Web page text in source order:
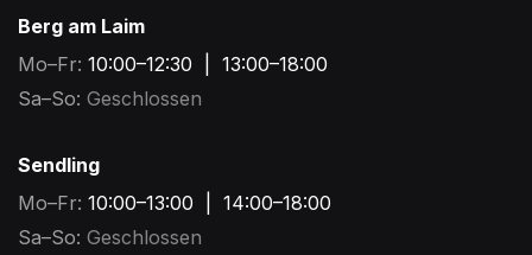
Berg am Laim
Mo–Fr: 10:00–12:30 | 13:00–18:00
Sa–So: Geschlossen
Sendling
Mo–Fr: 10:00–13:00 | 14:00–18:00
Sa–So: Geschlossen